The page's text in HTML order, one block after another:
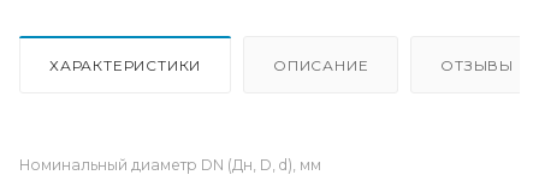
ХАРАКТЕРИСТИКИ ОПИСАНИЕ ОТЗЫВЫ
Номинальный диаметр DN (Дн, D, d), мм